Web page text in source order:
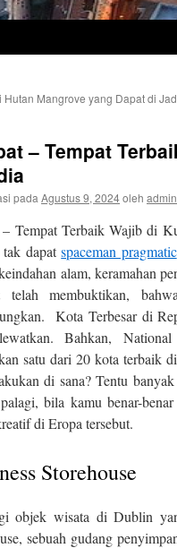
Hutan Mangrove yang Dapat di
– Tempat
pada Agustus 9, 2024oleh admin
– Tempat Terbaik Wajib di
tak dapatspaceman pragmatic
alam, keramahan
telah membuktikan,
Kota Terbesar di
Bahkan, National
satu dari 20 kota terbaik
di sana? Tentu
bila kamu benar-
di Eropa tersebut.
Storehouse
objek wisata di Dublin
sebuah gudang